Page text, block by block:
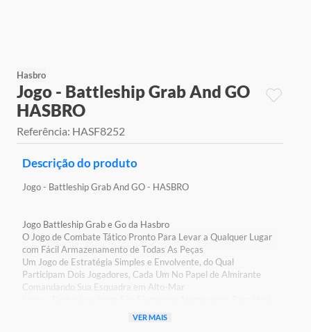
Hasbro
Jogo - Battleship Grab And GO
HASBRO
Referência: HASF8252
Descrição do produto
Jogo - Battleship Grab And GO - HASBRO
Jogo Battleship Grab e Go da Hasbro
O Jogo de Combate Tático Pronto Para Levar a Qualquer Lugar
com Fácil Armazenamento de Todas As Peças
Um Jogo de Estratégia Simples e Envolvente, do Qual
Participam Dois Jogadores, Cada Um No Papel de Almirante
Comandando Sua Esquadra em Alto-Mar
VER MAIS